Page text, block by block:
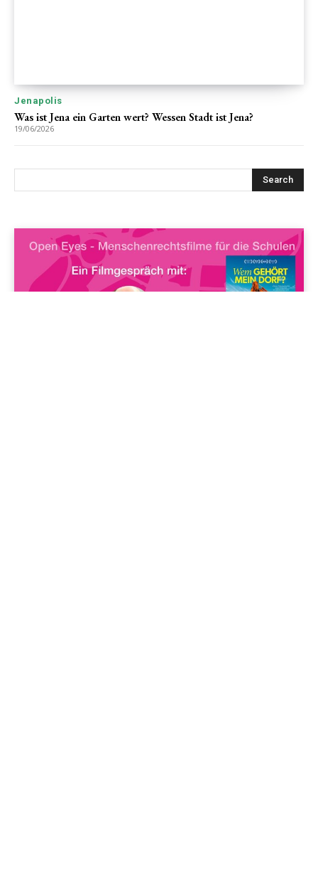
Jenapolis
Was ist Jena ein Garten wert? Wessen Stadt ist Jena?
19/06/2026
Search